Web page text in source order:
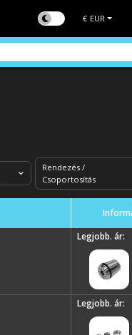
€ EUR
Rendezés /
Csoportosítás
Legjobb. ár:
Legjobb. ár: